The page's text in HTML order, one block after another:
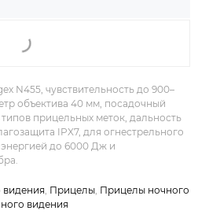
N455, чувствительность до 900–
объектива 40 мм, посадочный
прицельных меток, дальность
IPX7, для огнестрельного
до 6000 Дж и
Прицелы Прицелы ночного
видения